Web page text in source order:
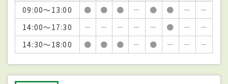
09:00～13:00
● ● ● － ● ● －
－
14:00～17:30
－ － － － － ● －
－
14:30～18:00
● ● ● － ● － － －